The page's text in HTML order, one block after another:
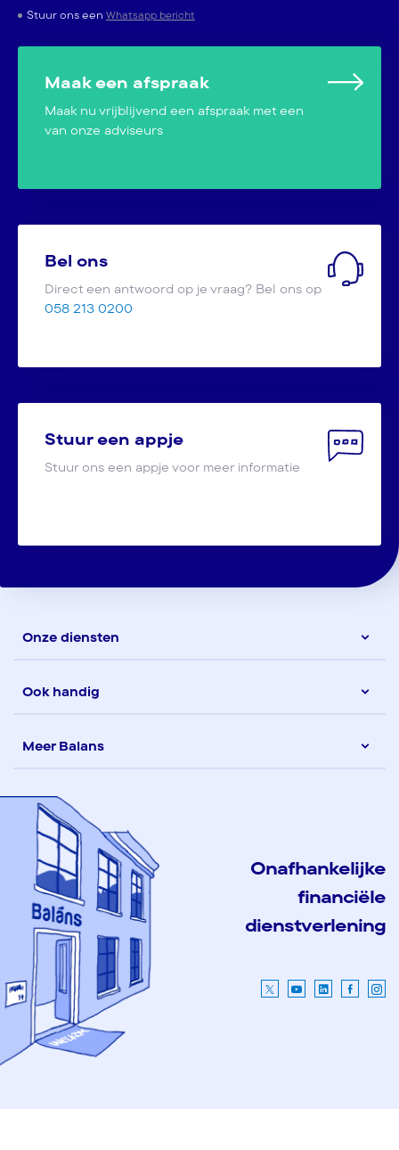
Stuur ons een Whatsapp bericht
Maak een afspraak
Maak nu vrijblijvend een afspraak met een
van onze adviseurs
Bel ons
Direct een antwoord op je vraag? Bel ons op
058 213 0200
Stuur een appje
Stuur ons een appje voor meer informatie
Onze diensten
Ook handig
Meer Balans
Onafhankelijke
financiële
dienstverlening